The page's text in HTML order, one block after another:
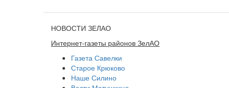
НОВОСТИ ЗЕЛАО
Интернет-газеты районов ЗелАО
Газета Савелки
Старое Крюково
Наше Силино